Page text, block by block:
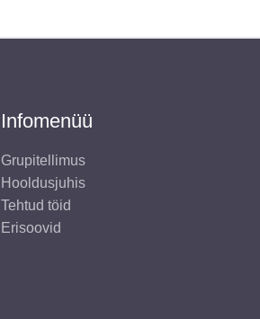
Infomenüü
Grupitellimus
Hooldusjuhis
Tehtud töid
Erisoovid